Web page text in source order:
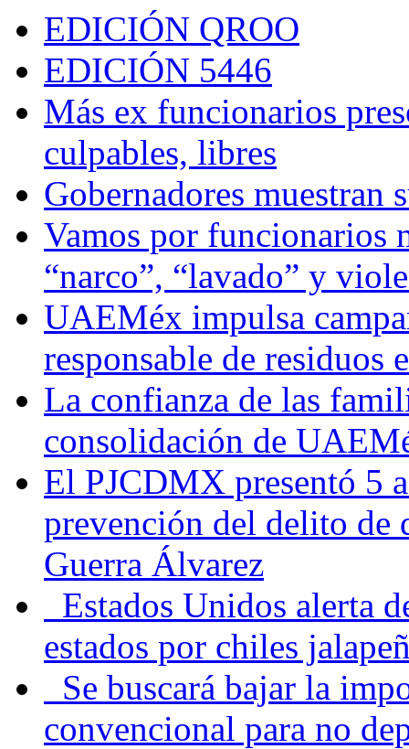
EDICIÓN QROO
EDICIÓN 5446
Más ex funcionarios
culpables, libres
Gobernadores muestran
Vamos por funcionarios
“narco”, “lavado” y
UAEMéx impulsa
responsable de residuos
La confianza de las
consolidación de
El PJCDMX presentó 5
prevención del delito de
Guerra Álvarez
Estados Unidos alerta
estados por chiles
Se buscará bajar la
convencional para no